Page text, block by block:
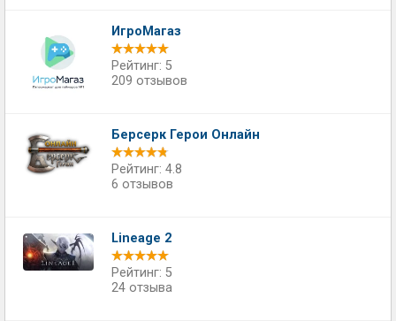
ИгроМагаз
Рейтинг: 5
209 отзывов
Берсерк Герои Онлайн
Рейтинг: 4.8
6 отзывов
Lineage 2
Рейтинг: 5
24 отзыва